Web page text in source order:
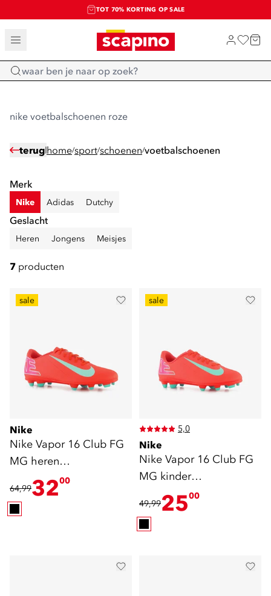
SALE: LAATSTE KANS!
SHOP NIEUW
Home
nike voetbalschoenen roze
terug home/sport/schoenen/voetbalschoenen
Merk
Nike Adidas Dutchy
Geslacht
Heren Jongens Meisjes
7 producten
sale
Nike
Nike Vapor 16 Club FG
MG heren
voetbalschoenen rood
64,993200
sale
5,0
Nike
Nike Vapor 16 Club FG
MG kinder
voetbalschoenen rood
49,992500